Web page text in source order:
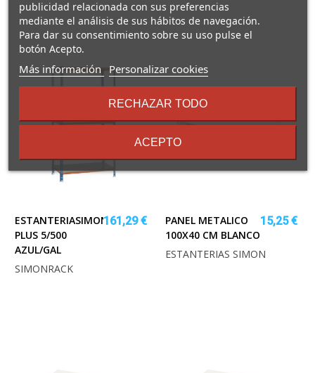
ESTANTERIASIMONCLICK
PLUS 5/500
AZUL/GAL
161,29 €
SIMONRACK
PANEL METALICO
100X40 CM BLANCO
15,25 €
ESTANTERIAS SIMON
publicidad relacionada con sus preferencias
mediante el análisis de sus hábitos de navegación.
Para dar su consentimiento sobre su uso pulse el
botón Acepto.
Más información sobre
términos
condiciones
Personalizar cookies
RECHAZAR TODO
ACEPTO